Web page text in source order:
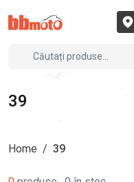
39
Home / 39